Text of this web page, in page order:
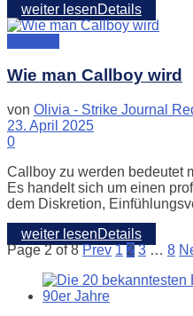
weiter lesenDetails
Wie man Callboy wird
von Olivia - Strike Journal
23. April 2025
0
Callboy zu werden bedeutet
Es handelt sich um einen
dem Diskretion,
weiter lesenDetails
Page 2 of 8 Prev 1 2 3 … 8